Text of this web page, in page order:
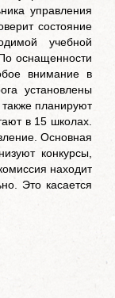
управления
состояние
учебной
оснащенности
внимание в
установлены
планируют
в 15 школах.
Основная
конкурсы,
находит
Это касается